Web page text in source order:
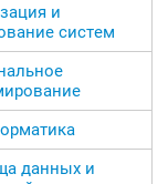
и
систем
данных и